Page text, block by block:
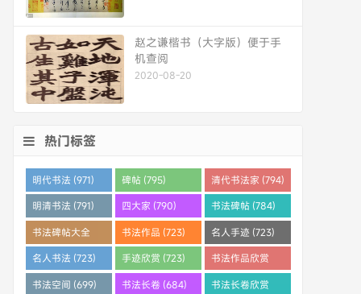
赵之谦楷书（大字版）便于手
机查阅
2020-08-20
热门标签
明代书法 (971) 碑帖 (795) 清代书法家 (794)
明清书法 (791) 四大家 (790) 书法碑帖 (784)
书法碑帖大全
(784)
书法作品 (723) 名人手迹 (723)
名人书法 (723) 手迹欣赏 (723)
书法作品欣赏
(710)
书法空间 (699) 书法长卷 (684) 书法长卷欣赏